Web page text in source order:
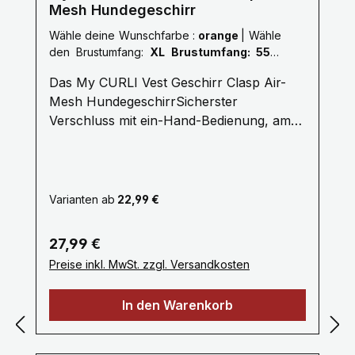
schlechten Lichtverhältnissen.•
Bruchsichere Verschlüsse von Duraflex•
D-Ring aus rostfreiem Aluminium.•
Separater Befestigungspunkt für die
Hundemarke.• Entwickelt in Dänemark /
Made in China.
Mesh Hundegeschirr
Wähle deine Wunschfarbe : orange
den Brustumfang: XL Brustumfang: 55,5
Das My CURLI Vest Geschirr Clasp Air-
Mesh HundegeschirrSicherster
Verschluss mit ein-Hand-Bedienung, am
verschließen!Alle Fakten Leine lässt sich
bedienenHochfestes, farblich
abgestimmtes POM Material der Schnalle,
hält Zuglasten bis 100kg Problemlos
stand„curli clasp“-Schnalle reduziert Lärm
und GewichtSoft-Hunde-Geschirr mit rund
20% niedrigerem Gewicht als das bereits
Varianten ab 22,99 €
Regulärer Preis:
27,99 €
Preise inkl. MwSt. zzgl. Versandkosten
In den Warenkorb